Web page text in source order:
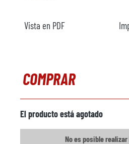
Vista en PDF
COMPRAR
El producto está agotado
No es posible